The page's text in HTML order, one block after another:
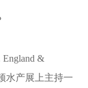
England &
水产展上主持一